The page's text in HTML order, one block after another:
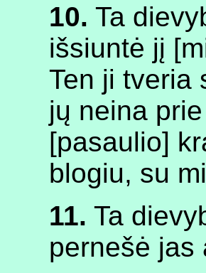
10. Ta
išsiuntė jį
Ten ji tveria
jų neina
[pasaulio]
blogiu, su
11. Ta
pernešė jas